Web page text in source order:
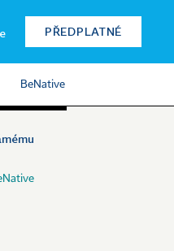
PŘEDPLATNÉ
BeNative